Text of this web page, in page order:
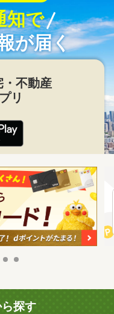
知で
が届く
不動産
リ
探す